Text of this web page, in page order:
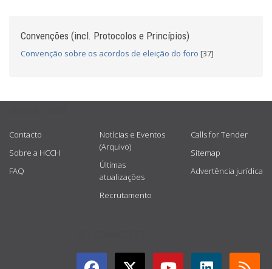
Convenções (incl. Protocolos e Princípios)
Convenção sobre os acordos de eleição do foro [37]
Contacto
Sobre a HCCH
FAQ
Notícias e Eventos
(Arquivo)
Últimas
atualizações
Recrutamento
Calls for Tender
Sitemap
Advertência jurídica